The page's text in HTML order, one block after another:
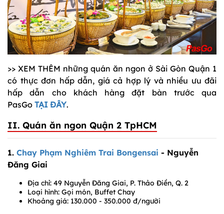
>> XEM THÊM những quán ăn ngon ở Sài Gòn Quận 1
có thực đơn hấp dẫn, giá cả hợp lý và nhiều ưu đãi
hấp dẫn cho khách hàng đặt bàn trước qua
PasGo TẠI ĐÂY.
II. Quán ăn ngon Quận 2 TpHCM
1. Chay Phạm Nghiêm Trai Bongensai - Nguyễn
Đăng Giai
Địa chỉ: 49 Nguyễn Đăng Giai, P. Thảo Điền, Q. 2
Loại hình: Gọi món, Buffet Chay
Khoảng giá: 130.000 - 350.000 đ/người